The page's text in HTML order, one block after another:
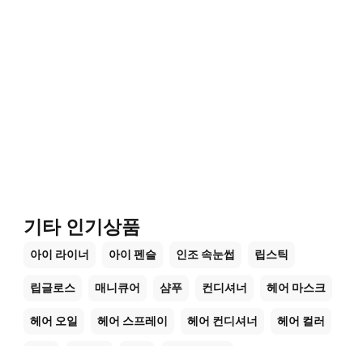
기타 인기상품
아이 라이너 아이 펜슬 인조 속눈썹 립스틱
립글로스 매니큐어 샴푸 컨디셔너 헤어 마스크
헤어 오일 헤어 스프레이 헤어 컨디셔너 헤어 컬러